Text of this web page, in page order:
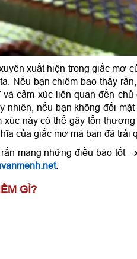
xuất hiện trong giấc mơ
Nếu bạn chiêm bao thấy
cảm xúc liên quan đến chủ
nhiên, nếu bạn không đối
này có thể gây tổn
của giấc mơ mà bạn đã trải
mang những điều báo tốt
:
GÌ?